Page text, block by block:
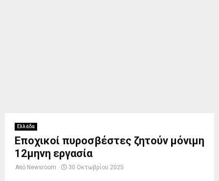
Ελλάδα
Εποχικοί πυροσβέστες ζητούν μόνιμη
12μηνη εργασία
Από Newsroom 30 Οκτωβρίου 2025